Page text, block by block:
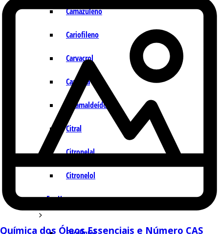
Camazuleno
Cariofileno
Carvacrol
Carvona
Cinamaldeído
Citral
Citronelal
Citronelol
E – H
Química dos Óleos Essenciais e Número CAS